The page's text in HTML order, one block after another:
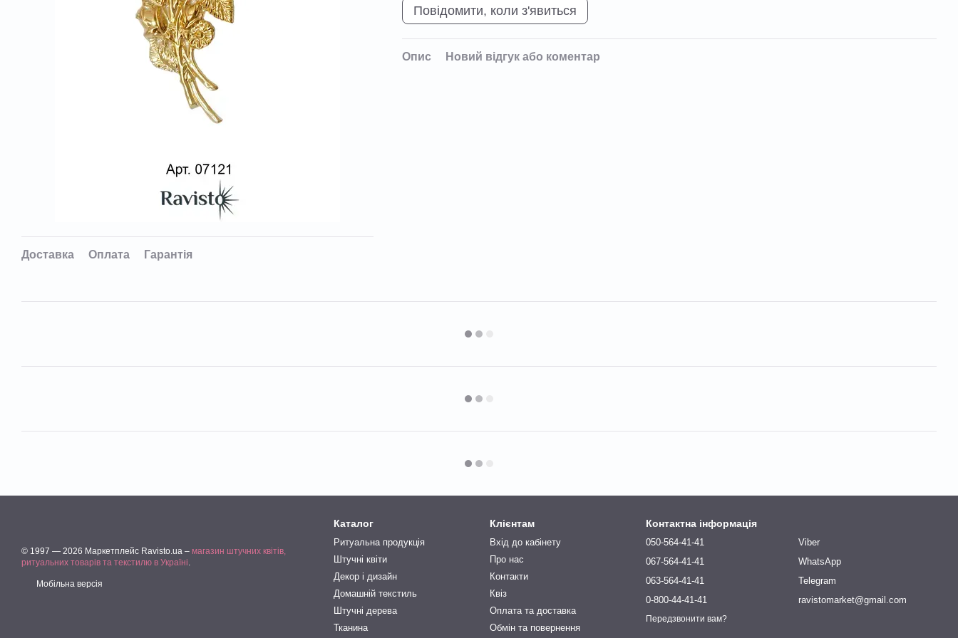
Доставка Оплата Гарантія
Повідомити, коли з'явиться
Опис Новий відгук або коментар
© 1997 — 2026 Маркетплейс Ravisto.ua – магазин штучних квітів,
ритуальних товарів та текстилю в Україні.
Мобільна версія
Каталог
Ритуальна продукція
Штучні квіти
Декор і дизайн
Домашній текстиль
Штучні дерева
Тканина
Клієнтам
Вхід до кабінету
Про нас
Контакти
Квіз
Оплата та доставка
Обмін та повернення
Контактна інформація
050-564-41-41
067-564-41-41
063-564-41-41
0-800-44-41-41
Передзвонити вам?
Viber
WhatsApp
Telegram
ravistomarket@gmail.com